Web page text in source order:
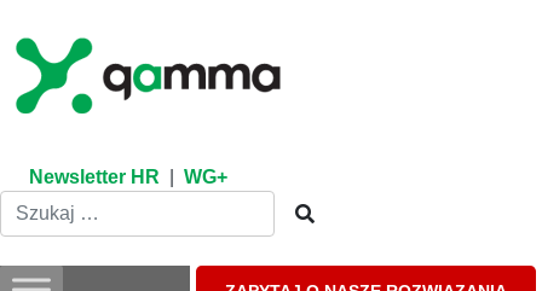
content
Newsletter HR WG+